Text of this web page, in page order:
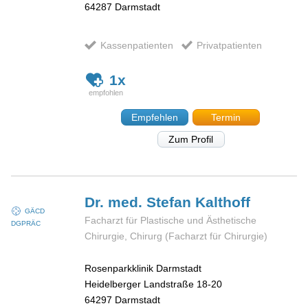
64287 Darmstadt
Kassenpatienten Privatpatienten
1x
Empfehlen
Termin
Zum Profil
GÄCD
DGPRÄC
Dr. med. Stefan Kalthoff
Facharzt für Plastische und Ästhetische
Chirurgie, Chirurg (Facharzt für Chirurgie)
Rosenparkklinik Darmstadt
Heidelberger Landstraße 18-20
64297 Darmstadt